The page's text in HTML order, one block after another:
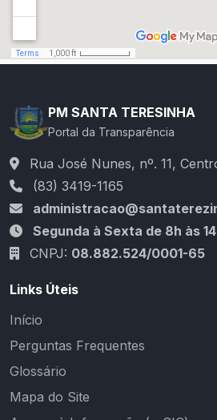
PM SANTA TERESINHA
Portal da Transparência
Rua José Nunes, nº. 11,
(83) 3419-1165
Segunda à Sexta de 8h às
CNPJ: 08.882.524/0001-65
Links Úteis
Início
Perguntas Frequentes
Glossário
Mapa do Site